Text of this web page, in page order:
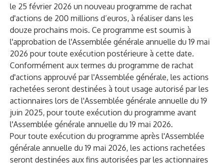
le 25 février 2026 un nouveau programme de rachat
d'actions de 200 millions d’euros, à réaliser dans les
douze prochains mois. Ce programme est soumis à
l'approbation de l'Assemblée générale annuelle du 19 mai
2026 pour toute exécution postérieure à cette date.
Conformément aux termes du programme de rachat
d'actions approuvé par l'Assemblée générale, les actions
rachetées seront destinées à tout usage autorisé par les
actionnaires lors de l'Assemblée générale annuelle du 19
juin 2025, pour toute exécution du programme avant
l'Assemblée générale annuelle du 19 mai 2026.
Pour toute exécution du programme après l'Assemblée
générale annuelle du 19 mai 2026, les actions rachetées
seront destinées aux fins autorisées par les actionnaires